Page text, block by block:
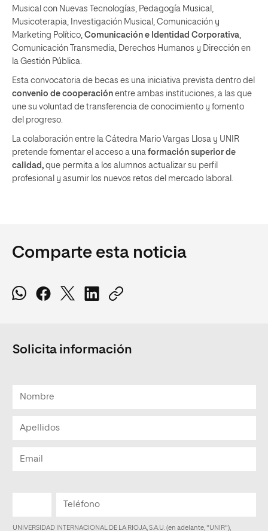
Musical con Nuevas Tecnologías, Pedagogía Musical,
Musicoterapia, Investigación Musical, Comunicación y
Marketing Político, Comunicación e Identidad Corporativa,
Comunicación Transmedia, Derechos Humanos y Dirección en
la Gestión Pública.
Esta convocatoria de becas es una iniciativa prevista dentro del
convenio de cooperación entre ambas instituciones, a las que
une su voluntad de transferencia de conocimiento y fomento
del progreso.
La colaboración entre la Cátedra Mario Vargas Llosa y UNIR
pretende fomentar el acceso a una formación superior de
calidad, que permita a los alumnos actualizar su perfil
profesional y asumir los nuevos retos del mercado laboral.
Comparte esta noticia
Solicita información